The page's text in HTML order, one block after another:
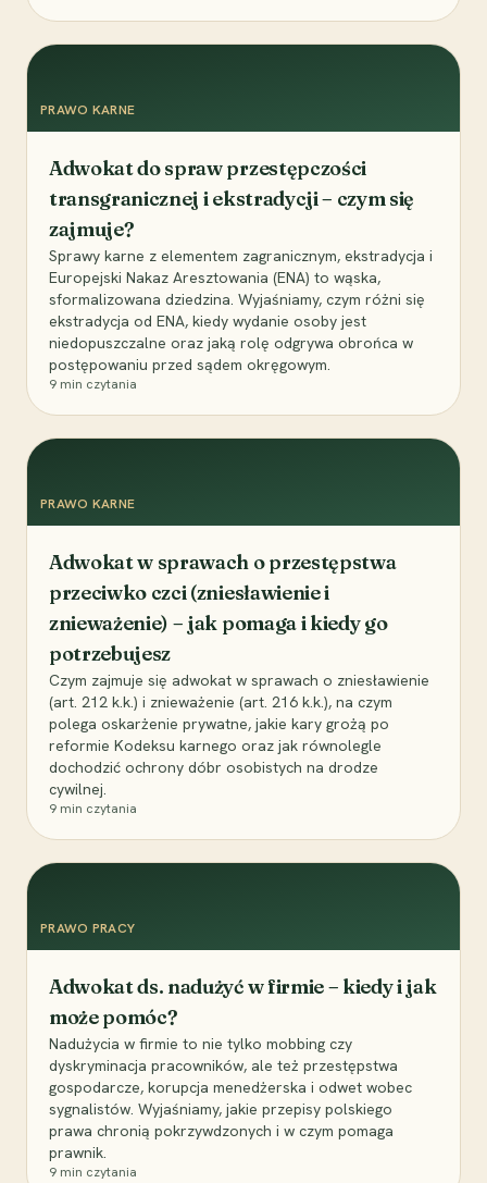
PRAWO KARNE
Adwokat do spraw przestępczości
transgranicznej i ekstradycji – czym się
zajmuje?
Sprawy karne z elementem zagranicznym, ekstradycja i
Europejski Nakaz Aresztowania (ENA) to wąska,
sformalizowana dziedzina. Wyjaśniamy, czym różni się
ekstradycja od ENA, kiedy wydanie osoby jest
niedopuszczalne oraz jaką rolę odgrywa obrońca w
postępowaniu przed sądem okręgowym.
9 min czytania
PRAWO KARNE
Adwokat w sprawach o przestępstwa
przeciwko czci (zniesławienie i
znieważenie) – jak pomaga i kiedy go
potrzebujesz
Czym zajmuje się adwokat w sprawach o zniesławienie
(art. 212 k.k.) i znieważenie (art. 216 k.k.), na czym
polega oskarżenie prywatne, jakie kary grożą po
reformie Kodeksu karnego oraz jak równolegle
dochodzić ochrony dóbr osobistych na drodze
cywilnej.
9 min czytania
PRAWO PRACY
Adwokat ds. nadużyć w firmie – kiedy i jak
może pomóc?
Nadużycia w firmie to nie tylko mobbing czy
dyskryminacja pracowników, ale też przestępstwa
gospodarcze, korupcja menedżerska i odwet wobec
sygnalistów. Wyjaśniamy, jakie przepisy polskiego
prawa chronią pokrzywdzonych i w czym pomaga
prawnik.
9 min czytania